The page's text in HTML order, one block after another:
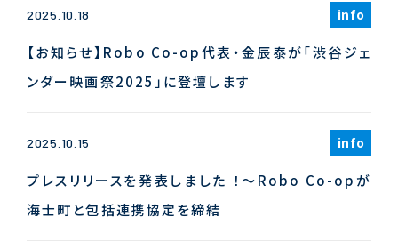
2025.10.18 info
【お知らせ】Robo Co-op代表・金辰泰が「渋谷ジェ
ンダー映画祭2025」に登壇します
2025.10.15 info
プレスリリースを発表しました ！～Robo Co-opが
海士町と包括連携協定を締結